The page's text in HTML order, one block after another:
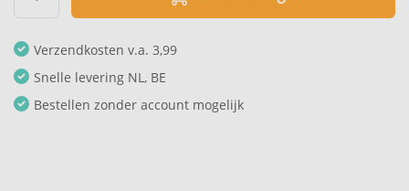
Verzendkosten v.a. 3,99
Snelle levering NL, BE
Bestellen zonder account mogelijk